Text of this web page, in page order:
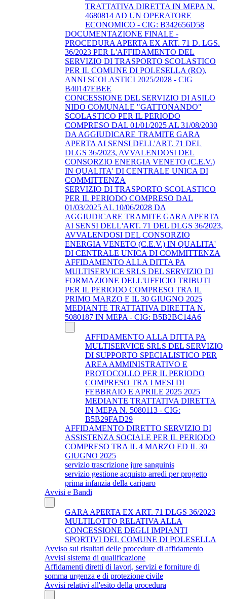
TRATTATIVA DIRETTA IN MEPA N.
4680814 AD UN OPERATORE
ECONOMICO - CIG: B342656D58
DOCUMENTAZIONE FINALE -
PROCEDURA APERTA EX ART. 71 D. LGS.
36/2023 PER L'AFFIDAMENTO DEL
SERVIZIO DI TRASPORTO SCOLASTICO
PER IL COMUNE DI POLESELLA (RO),
ANNI SCOLASTICI 2025/2028 - CIG
B40147EBEE
CONCESSIONE DEL SERVIZIO DI ASILO
NIDO COMUNALE "GATTONANDO"
SCOLASTICO PER IL PERIODO
COMPRESO DAL 01/01/2025 AL 31/08/2030
DA AGGIUDICARE TRAMITE GARA
APERTA AI SENSI DELL'ART. 71 DEL
DLGS 36/2023, AVVALENDOSI DEL
CONSORZIO ENERGIA VENETO (C.E.V.)
IN QUALITA' DI CENTRALE UNICA DI
COMMITTENZA
SERVIZIO DI TRASPORTO SCOLASTICO
PER IL PERIODO COMPRESO DAL
01/03/2025 AL 10/06/2028 DA
AGGIUDICARE TRAMITE GARA APERTA
AI SENSI DELL'ART. 71 DEL DLGS 36/2023,
AVVALENDOSI DEL CONSORZIO
ENERGIA VENETO (C.E.V.) IN QUALITA'
DI CENTRALE UNICA DI COMMITTENZA
AFFIDAMENTO ALLA DITTA PA
MULTISERVICE SRLS DEL SERVIZIO DI
FORMAZIONE DELL'UFFICIO TRIBUTI
PER IL PERIODO COMPRESO TRA IL
PRIMO MARZO E IL 30 GIUGNO 2025
MEDIANTE TRATTATIVA DIRETTA N.
5080187 IN MEPA - CIG: B5B2BC14A6
AFFIDAMENTO ALLA DITTA PA
MULTISERVICE SRLS DEL SERVIZIO
DI SUPPORTO SPECIALISTICO PER
AREA AMMINISTRATIVO E
PROTOCOLLO PER IL PERIODO
COMPRESO TRA I MESI DI
FEBBRAIO E APRILE 2025 2025
MEDIANTE TRATTATIVA DIRETTA
IN MEPA N. 5080113 - CIG:
B5B29FAD29
AFFIDAMENTO DIRETTO SERVIZIO DI
ASSISTENZA SOCIALE PER IL PERIODO
COMPRESO TRA IL 4 MARZO ED IL 30
GIUGNO 2025
servizio trascrizione jure sanguinis
servizio gestione acquisto arredi per progetto
prima infanzia della cariparo
Avvisi e Bandi
GARA APERTA EX ART. 71 DLGS 36/2023
MULTILOTTO RELATIVA ALLA
CONCESSIONE DEGLI IMPIANTI
SPORTIVI DEL COMUNE DI POLESELLA
Avviso sui risultati delle procedure di affidamento
Avvisi sistema di qualificazione
Affidamenti diretti di lavori, servizi e forniture di
somma urgenza e di protezione civile
Avvisi relativi all'esito della procedura